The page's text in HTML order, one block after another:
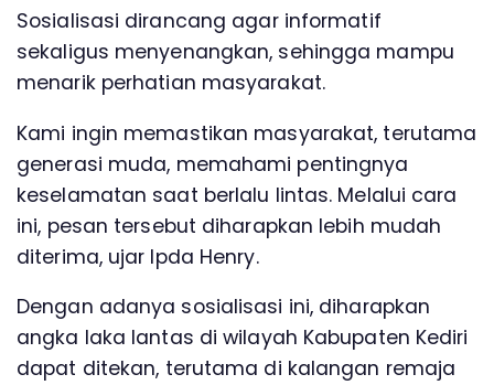
Sosialisasi dirancang agar informatif
sekaligus menyenangkan, sehingga mampu
menarik perhatian masyarakat.
Kami ingin memastikan masyarakat, terutama
generasi muda, memahami pentingnya
keselamatan saat berlalu lintas. Melalui cara
ini, pesan tersebut diharapkan lebih mudah
diterima, ujar Ipda Henry.
Dengan adanya sosialisasi ini, diharapkan
angka laka lantas di wilayah Kabupaten Kediri
dapat ditekan, terutama di kalangan remaja